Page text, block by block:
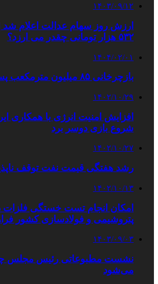
۱۴۰۳/۰۹/۱۲
ارزش روز سهام عدالت اعلام
۵۳۲ هزار تومانی چقدر می ارزد؟
۱۴۰۴/۰۲/۰۱
بازچرخانی ۸۵ میلیون مترمکعب پساب پایتخت
۱۴۰۲/۱۰/۲۹
افزایش امنیت انرژی با همکاری
شروع بازی دوسر برد
۱۴۰۲/۱۰/۲۷
رشد هفتگی قیمت نفت توقف
۱۴۰۲/۱۰/۱۳
امکان انجام تست خستگی فلزات
پتروشیمی و فولادسازی کشور
۱۴۰۳/۰۹/۰۳
نشست مطبوعاتی رئیس مجلس
می‌شود